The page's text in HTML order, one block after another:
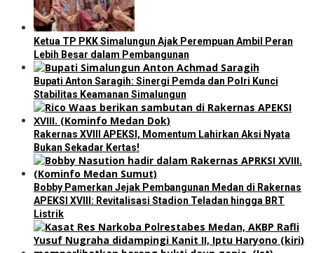
Ketua TP PKK Simalungun Ajak Perempuan Ambil Peran
Lebih Besar dalam Pembangunan
Bupati Anton Saragih: Sinergi Pemda dan Polri Kunci
Stabilitas Keamanan Simalungun
Rakernas XVIII APEKSI, Momentum Lahirkan Aksi Nyata
Bukan Sekadar Kertas!
Bobby Pamerkan Jejak Pembangunan Medan di Rakernas
APEKSI XVIII: Revitalisasi Stadion Teladan hingga BRT
Listrik